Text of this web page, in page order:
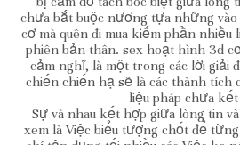
chưa bắt buộc nương tựa những vào
cơ mà quên đi mua kiếm phần nhiều
phiên bản thân. sex hoạt hình 3d
cảm nghĩ, là một trong các lời giải
chiến chiến hạ sẽ là các thành tích
liệu pháp chưa
Sự và nhau kết hợp giữa lòng tin
xem là Việc biểu tượng chốt để